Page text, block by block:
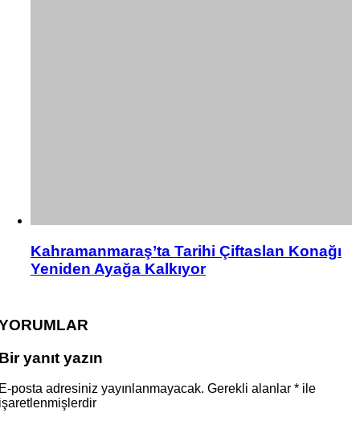
Kahramanmaraş’ta Tarihi Çiftaslan Konağı
Yeniden Ayağa Kalkıyor
yanıt yazın
posta adresiniz yayınlanmayacak. Gerekli alanlar * ile